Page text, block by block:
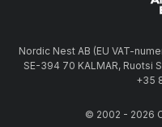
Nordic Nest AB (EU VAT-
SE-394 70 KALMAR, Ruotsi
+35
© 2002 - 2026